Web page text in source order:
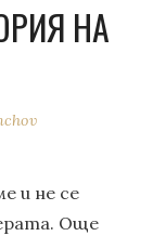
НА
и не се
Още